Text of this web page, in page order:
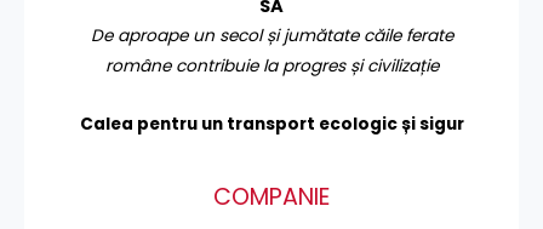
SA
De aproape un secol și jumătate căile ferate
române contribuie la progres și civilizație
Calea pentru un transport ecologic și sigur
COMPANIE